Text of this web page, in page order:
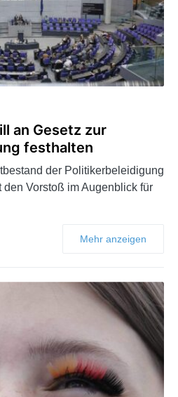
an Gesetz zur
festhalten
der Politikerbeleidigung
Vorstoß im Augenblick für
Mehr anzeigen